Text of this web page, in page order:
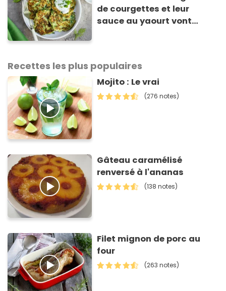
de courgettes et leur
sauce au yaourt vont
Recettes les plus populaires
Mojito : Le vrai
(276 notes)
Gâteau caramélisé
renversé à l'ananas
(138 notes)
Filet mignon de porc au
four
(263 notes)